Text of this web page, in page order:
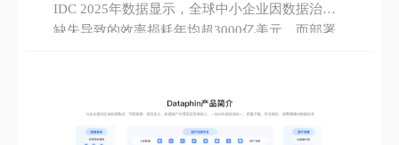
IDC 2025年数据显示，全球中小企业因数据治理
缺失导致的效率损耗年均超3000亿美元，而部署
心诉求已聚焦于“易部署、低门槛、强适配”。本
文基于最新行业调研与200+中小企业实测数据，